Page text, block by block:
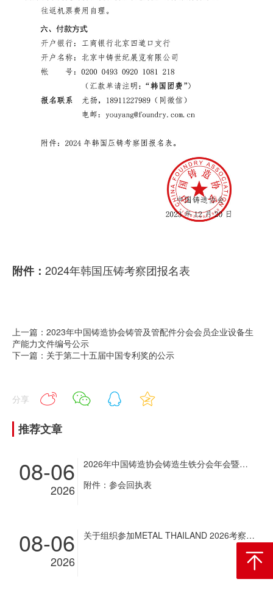
附件： 2024年韩国压铸考察团报名表
上一篇：2023年中国铸造协会铸管及管配件分会会员企业设备生
产能力文件编号公示
下一篇：关于第二十五届中国专利奖的公示
分享
推荐文章
2026年中国铸造协会铸造生铁分会年会暨铸造生铁企业超低排放改造现场经验交流会通知
08-06
2026 附件：参会回执表
关于组织参加METAL THAILAND 2026考察团和展商团的通知
08-06
2026 返回顶